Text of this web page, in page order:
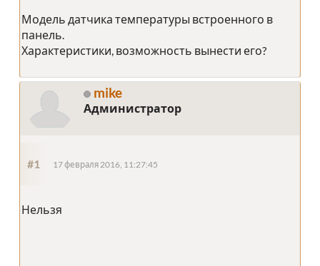
Модель датчика температуры встроенного в
панель.
Характеристики, возможность вынести его?
mike
Администратор
#1 17 февраля 2016, 11:27:45
Нельзя